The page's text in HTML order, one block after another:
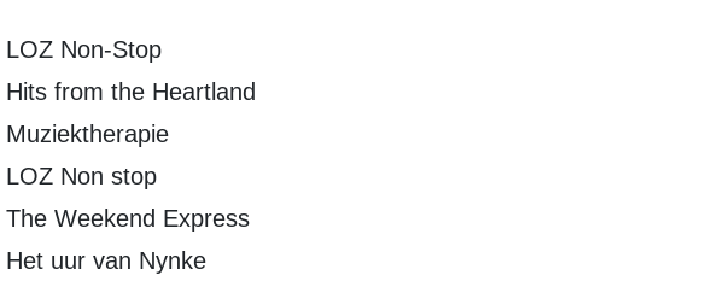
Non-Stop
from the Heartland
Non stop
Weekend Express
uur van Nynke